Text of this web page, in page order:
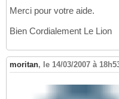
Merci pour votre aide.
Bien Cordialement Le Lion
moritan, le 14/03/2007 à